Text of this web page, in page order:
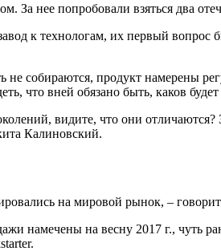
За нее попробовали взяться два
к технологам, их первый
не собираются, продукт намерены
что вней обязано быть, каков
видите, что они
Калиновский.
на мировой рынок, –
намечены на весну 2017 г., чуть